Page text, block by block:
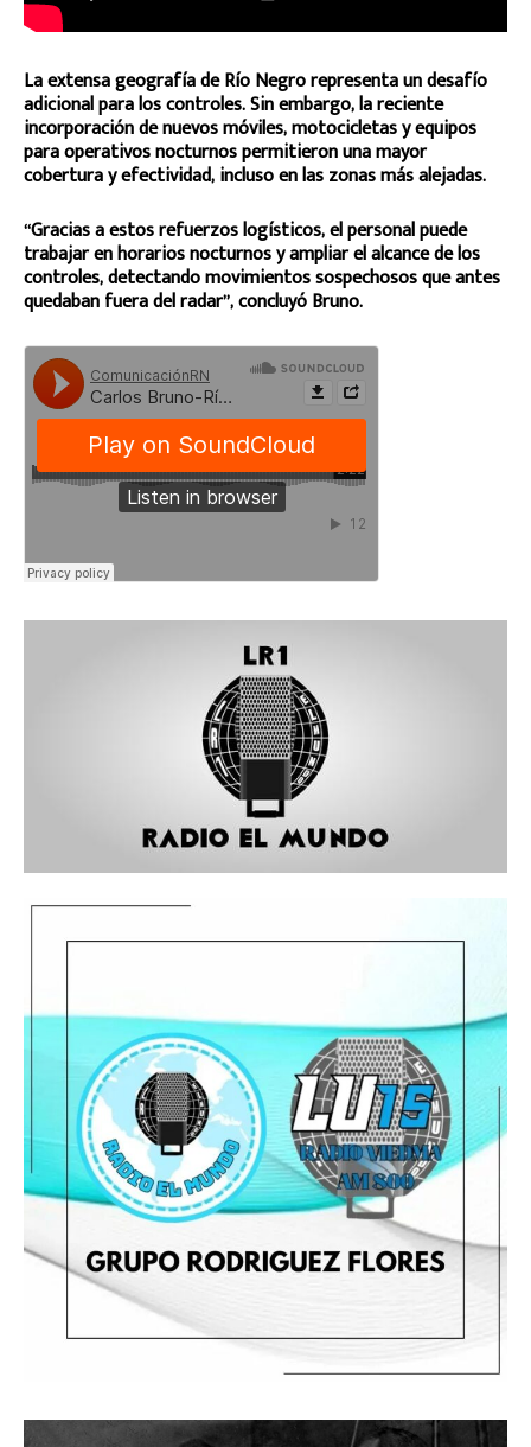
La extensa geografía de Río Negro representa un desafío
adicional para los controles. Sin embargo, la reciente
incorporación de nuevos móviles, motocicletas y equipos
para operativos nocturnos permitieron una mayor
cobertura y efectividad, incluso en las zonas más alejadas.
“Gracias a estos refuerzos logísticos, el personal puede
trabajar en horarios nocturnos y ampliar el alcance de los
controles, detectando movimientos sospechosos que antes
quedaban fuera del radar”, concluyó Bruno.